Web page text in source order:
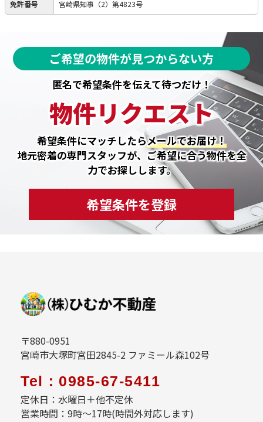
免許番号 宮崎県知事（2）第4823号
ご希望の物件が見つからない方
匿名で希望条件を伝えて待つだけ！
物件リクエスト
希望条件にマッチしたらメールでお届け！
地元密着の専門スタッフが、ご希望に合う物件を全
力でお探しします。
希望条件を登録
〒880-0951
宮崎市大塚町宮田2845-2 ファミール森102号
Tel：0985-67-5411
定休日：水曜日＋他不定休
営業時間：9時～17時(時間外対応します)